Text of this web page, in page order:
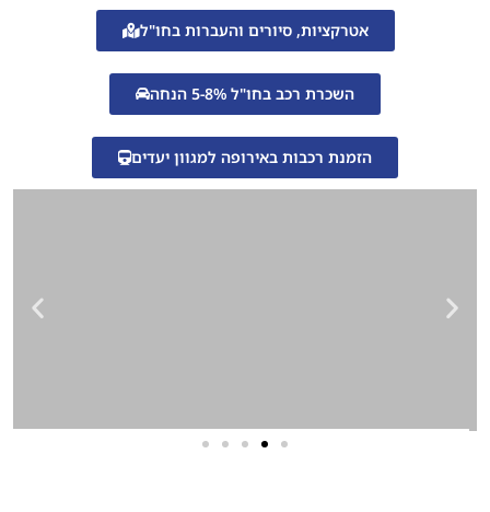
אטרקציות, סיורים והעברות בחו"ל
השכרת רכב בחו"ל 5-8% הנחה
הזמנת רכבות באירופה למגוון יעדים